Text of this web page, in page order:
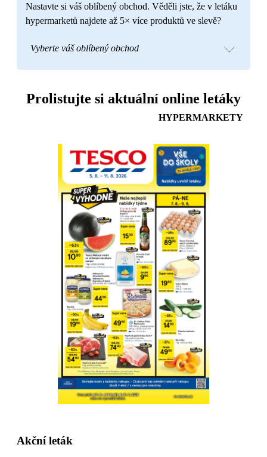
Nastavte si váš oblíbený obchod. Věděli jste, že v letáku
hypermarketů najdete až 5× více produktů ve slevě?
Vyberte váš oblíbený obchod
Prolistujte si aktuální online letáky
HYPERMARKETY
Akční leták